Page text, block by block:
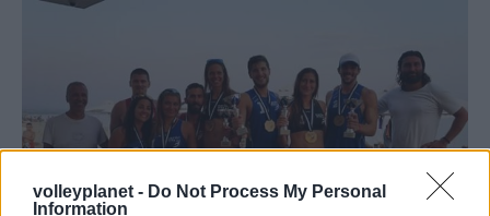
volleyplanet - Do Not Process My Personal
Information